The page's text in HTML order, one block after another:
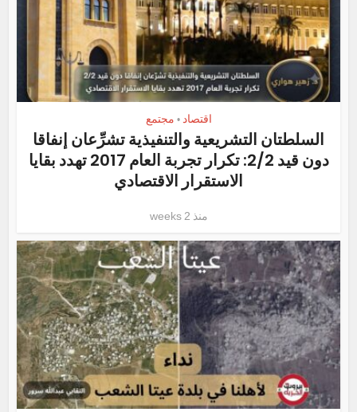
اقتصاد • مجتمع
السلطتان التشريعية والتنفيذية تشرِّعان إنفاقا
دون قيد 2/2: تكرار تجربة العام 2017 تهدد بقايا
الاستقرار الاقتصادي
منذ 2 weeks